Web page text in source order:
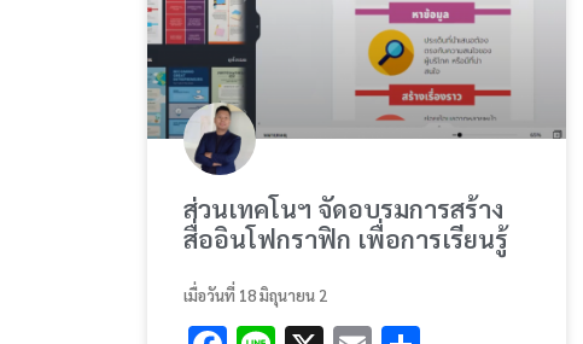
ส่วนเทคโนฯ จัดอบรมการสร้าง
สื่ออินโฟกราฟิก เพื่อการเรียนรู้
เมื่อวันที่ 18 มิถุนายน 2